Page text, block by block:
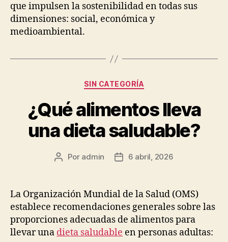
que impulsen la sostenibilidad en todas sus
dimensiones: social, económica y
medioambiental.
Categorías
SIN CATEGORÍA
¿Qué alimentos lleva
una dieta saludable?
Autor
publicación
Por admin
Fecha
publicación
6 abril, 2026
La Organización Mundial de la Salud (OMS)
establece recomendaciones generales sobre las
proporciones adecuadas de alimentos para
llevar una dieta saludable en personas adultas: